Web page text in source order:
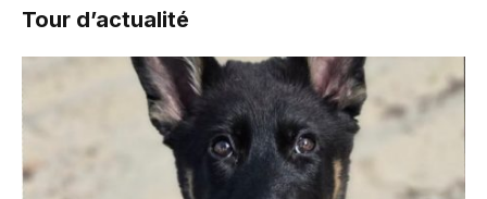
Tour d’actualité